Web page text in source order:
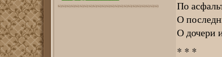
По
О
О дочери
* * *